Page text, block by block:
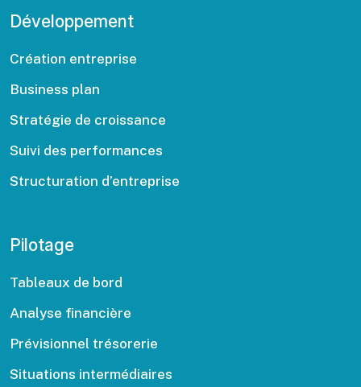
Développement
Création entreprise
Business plan
Stratégie de croissance
Suivi des performances
Structuration d’entreprise
Pilotage
Tableaux de bord
Analyse financière
Prévisionnel trésorerie
Situations intermédiaires